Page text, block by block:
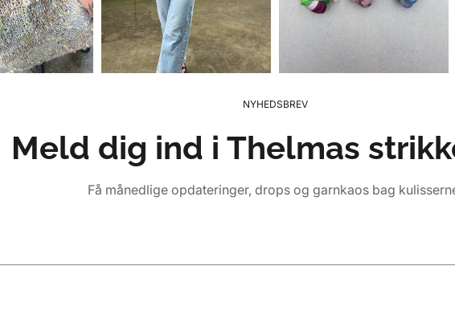
NYHEDSBREV
Meld dig ind i Thelmas
Få månedlige opdateringer, drops og garnkaos bag